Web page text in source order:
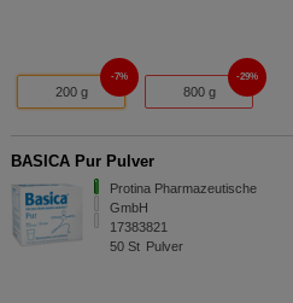
200 g
7%
800 g
29%
BASICA Pur Pulver
Protina Pharmazeutische
GmbH
17383821
50 St Pulver